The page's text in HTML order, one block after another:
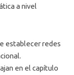
a nivel
establecer redes
en el capítulo